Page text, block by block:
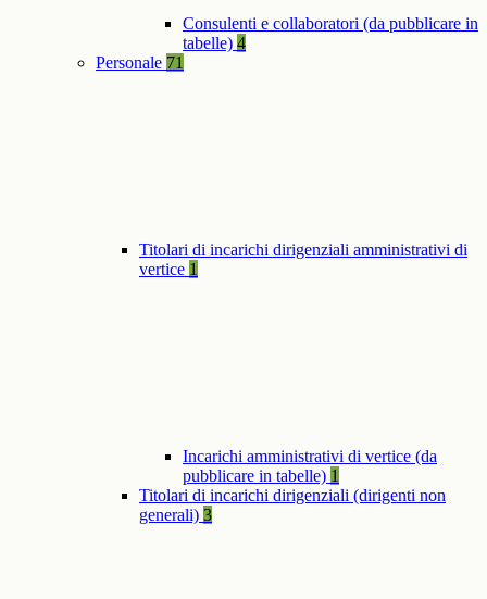
Consulenti e collaboratori (da pubblicare in
tabelle) 4
Personale 71
Titolari di incarichi dirigenziali amministrativi di
vertice 1
Incarichi amministrativi di vertice (da
pubblicare in tabelle) 1
Titolari di incarichi dirigenziali (dirigenti non
generali) 3